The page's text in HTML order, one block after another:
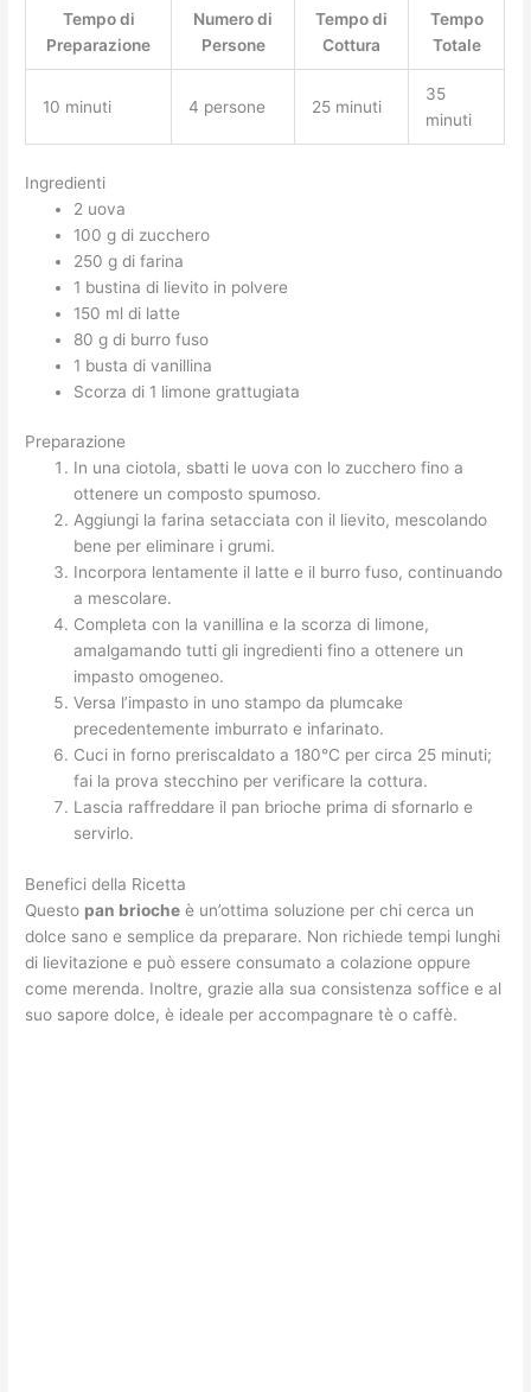
Tempo di
Preparazione
Numero di
Persone
Tempo di
Cottura
Tempo
Totale
10 minuti 4 persone 25 minuti
35
minuti
Ingredienti
2 uova
100 g di zucchero
250 g di farina
1 bustina di lievito in polvere
150 ml di latte
80 g di burro fuso
1 busta di vanillina
Scorza di 1 limone grattugiata
Preparazione
In una ciotola, sbatti le uova con lo zucchero fino a
ottenere un composto spumoso.
Aggiungi la farina setacciata con il lievito, mescolando
bene per eliminare i grumi.
Incorpora lentamente il latte e il burro fuso, continuando
a mescolare.
Completa con la vanillina e la scorza di limone,
amalgamando tutti gli ingredienti fino a ottenere un
impasto omogeneo.
Versa l’impasto in uno stampo da plumcake
precedentemente imburrato e infarinato.
Cuci in forno preriscaldato a 180°C per circa 25 minuti;
fai la prova stecchino per verificare la cottura.
Lascia raffreddare il pan brioche prima di sfornarlo e
servirlo.
Benefici della Ricetta
Questo pan brioche è un’ottima soluzione per chi cerca un
dolce sano e semplice da preparare. Non richiede tempi lunghi
di lievitazione e può essere consumato a colazione oppure
come merenda. Inoltre, grazie alla sua consistenza soffice e al
suo sapore dolce, è ideale per accompagnare tè o caffè.